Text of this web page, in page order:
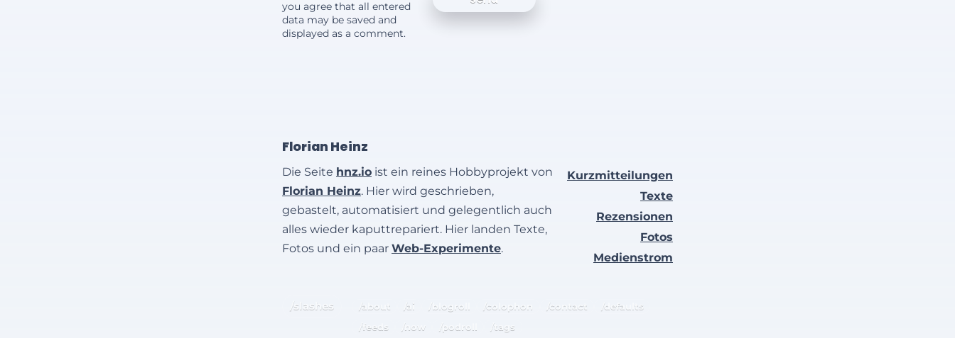
you agree that all entered
data may be saved and
displayed as a comment.
Florian Heinz
Die Seite hnz.io ist ein reines Hobbyprojekt von
Florian Heinz. Hier wird geschrieben,
gebastelt, automatisiert und gelegentlich auch
alles wieder kaputtrepariert. Hier landen Texte,
Fotos und ein paar Web-Experimente.
Kurzmitteilungen
Texte
Rezensionen
Fotos
Medienstrom
/slashes /about /ai /blogroll /colophon /contact
/defaults
/feeds
/now /podroll /tags